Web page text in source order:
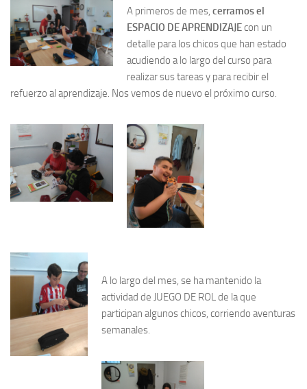
A primeros de mes, cerramos el
ESPACIO DE APRENDIZAJEcon un
detalle para los chicos que han estado
acudiendo a lo largo del curso para
realizar sus tareas y para recibir el
refuerzo al aprendizaje. Nos vemos de nuevo el próximo curso.
A lo largo del mes, se ha mantenido la
actividad de JUEGO DE ROL de la que
participan algunos chicos, corriendo aventuras
semanales.